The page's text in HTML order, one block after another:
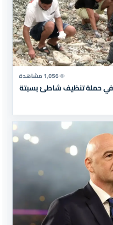
1,056 مشاهدة
حملة تنظيف شاطئ بسبتة